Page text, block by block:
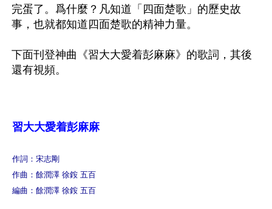
完蛋了。爲什麼？凡知道「四面楚歌」的歷史故
事，也就都知道四面楚歌的精神力量。
下面刊登神曲《習大大愛着彭麻麻》的歌詞，其後
還有視頻。
習大大愛着彭麻麻
作詞：宋志剛
作曲：餘潤澤 徐銨 五百
編曲：餘潤澤 徐銨 五百